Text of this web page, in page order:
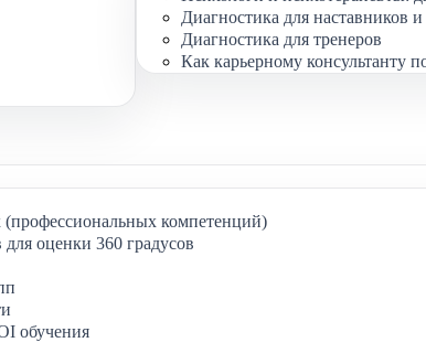
Диагностика для наставников
Диагностика для тренеров
Как карьерному консультанту
компетенций)
оценки 360 градусов
обучения